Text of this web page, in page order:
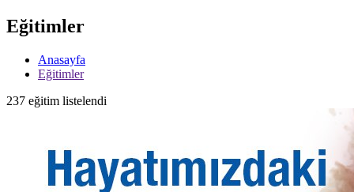
Eğitimler
Anasayfa
Eğitimler
237 eğitim listelendi